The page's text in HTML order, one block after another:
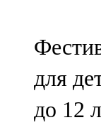
Олы
71,42
для
до 12